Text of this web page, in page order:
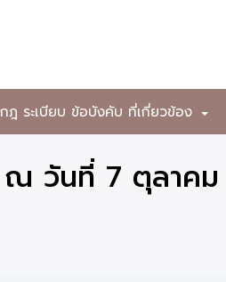
+
กฎ ระเบียบ ข้อบังคับ ที่เกี่ยวข้อง
ณ วันที่ 7 ตุลาค